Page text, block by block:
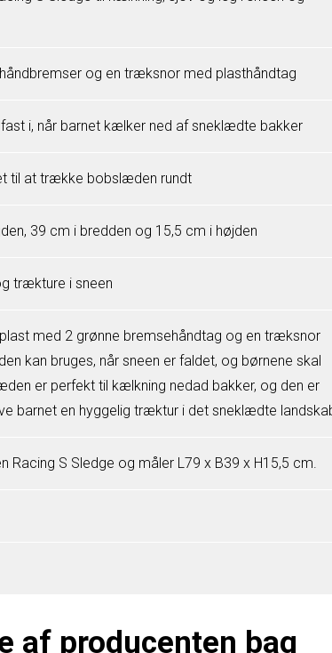
og en træksnor med plasthåndtag
i, når barnet kælker ned af sneklædte bakker
til at trække bobslæden rundt
39 cm i bredden og 15,5 cm i højden
trækture i sneen
med 2 grønne bremsehåndtag og en træksnor
kan bruges, når sneen er faldet, og børnene skal
er perfekt til kælkning nedad bakker, og den er
barnet en hyggelig træktur i det sneklædte
Racing S Sledge og måler L79 x B39 x H15,5 cm.
af producenten bag